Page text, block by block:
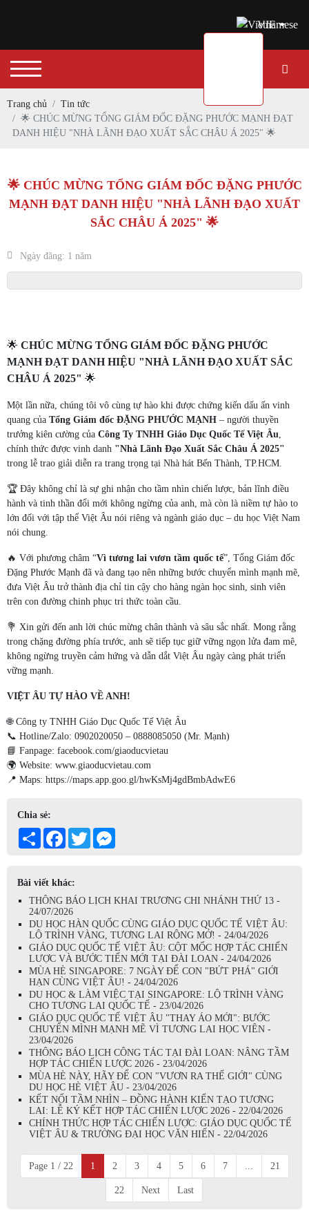
VIE
Trang chủ
Tin tức
🌟 CHÚC MỪNG TỔNG GIÁM ĐỐC ĐẶNG PHƯỚC MẠNH ĐẠT
DANH HIỆU "NHÀ LÃNH ĐẠO XUẤT SẮC CHÂU Á 2025" 🌟
🌟 CHÚC MỪNG TỔNG GIÁM ĐỐC ĐẶNG PHƯỚC
MẠNH ĐẠT DANH HIỆU "NHÀ LÃNH ĐẠO XUẤT
SẮC CHÂU Á 2025" 🌟
Ngày đăng: 1 năm
🌟 CHÚC MỪNG TỔNG GIÁM ĐỐC ĐẶNG PHƯỚC
MẠNH ĐẠT DANH HIỆU "NHÀ LÃNH ĐẠO XUẤT SẮC
CHÂU Á 2025" 🌟
Một lần nữa, chúng tôi vô cùng tự hào khi được chứng kiến dấu ấn vinh
quang của Tổng Giám đốc ĐẶNG PHƯỚC MẠNH – người thuyền
trưởng kiên cường của Công Ty TNHH Giáo Dục Quốc Tế Việt Âu,
chính thức được vinh danh "Nhà Lãnh Đạo Xuất Sắc Châu Á 2025"
trong lễ trao giải diễn ra trang trọng tại Nhà hát Bến Thành, TP.HCM.
🏆 Đây không chỉ là sự ghi nhận cho tầm nhìn chiến lược, bản lĩnh điều
hành và tinh thần đổi mới không ngừng của anh, mà còn là niềm tự hào to
lớn đối với tập thể Việt Âu nói riêng và ngành giáo dục – du học Việt Nam
nói chung.
🔥 Với phương châm “Vì tương lai vươn tầm quốc tế”, Tổng Giám đốc
Đặng Phước Mạnh đã và đang tạo nên những bước chuyển mình mạnh mẽ,
đưa Việt Âu trở thành địa chỉ tin cậy cho hàng ngàn học sinh, sinh viên
trên con đường chinh phục tri thức toàn cầu.
💐 Xin gửi đến anh lời chúc mừng chân thành và sâu sắc nhất. Mong rằng
trong chặng đường phía trước, anh sẽ tiếp tục giữ vững ngọn lửa đam mê,
không ngừng truyền cảm hứng và dẫn dắt Việt Âu ngày càng phát triển
vững mạnh.
VIỆT ÂU TỰ HÀO VỀ ANH!
🌐 Công ty TNHH Giáo Dục Quốc Tế Việt Âu
📞 Hotline/Zalo: 0902020050 – 0888085050 (Mr. Mạnh)
📘 Fanpage: facebook.com/giaoducvietau
🌍 Website: www.giaoducvietau.com
📍 Maps: https://maps.app.goo.gl/hwKsMj4gdBmbAdwE6
Chia sẻ:
Share FacebookTwitter
Bài viết khác:
THÔNG BÁO LỊCH KHAI TRƯƠNG CHI NHÁNH THỨ 13 -
24/07/2026
DU HỌC HÀN QUỐC CÙNG GIÁO DỤC QUỐC TẾ VIỆT ÂU:
LỘ TRÌNH VÀNG, TƯƠNG LAI RỘNG MỞ! - 24/04/2026
GIÁO DỤC QUỐC TẾ VIỆT ÂU: CỘT MỐC HỢP TÁC CHIẾN
LƯỢC VÀ BƯỚC TIẾN MỚI TẠI ĐÀI LOAN - 24/04/2026
MÙA HÈ SINGAPORE: 7 NGÀY ĐỂ CON "BỨT PHÁ" GIỚI
HẠN CÙNG VIỆT ÂU! - 24/04/2026
DU HỌC & LÀM VIỆC TẠI SINGAPORE: LỘ TRÌNH VÀNG
CHO TƯƠNG LAI QUỐC TẾ - 23/04/2026
GIÁO DỤC QUỐC TẾ VIỆT ÂU "THAY ÁO MỚI": BƯỚC
CHUYỂN MÌNH MẠNH MẼ VÌ TƯƠNG LAI HỌC VIÊN -
23/04/2026
THÔNG BÁO LỊCH CÔNG TÁC TẠI ĐÀI LOAN: NÂNG TẦM
HỢP TÁC CHIẾN LƯỢC 2026 - 23/04/2026
MÙA HÈ NÀY, HÃY ĐỂ CON "VƯƠN RA THẾ GIỚI" CÙNG
DU HỌC HÈ VIỆT ÂU - 23/04/2026
KẾT NỐI TẦM NHÌN – ĐỒNG HÀNH KIẾN TẠO TƯƠNG
LAI: LỄ KÝ KẾT HỢP TÁC CHIẾN LƯỢC 2026 - 22/04/2026
CHÍNH THỨC HỢP TÁC CHIẾN LƯỢC: GIÁO DỤC QUỐC TẾ
VIỆT ÂU & TRƯỜNG ĐẠI HỌC VĂN HIẾN - 22/04/2026
Page 1 / 22 1 2 3 4 5 6 7 ... 21
22 Next Last